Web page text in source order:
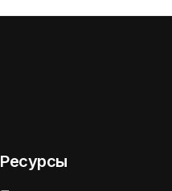
Ресурсы